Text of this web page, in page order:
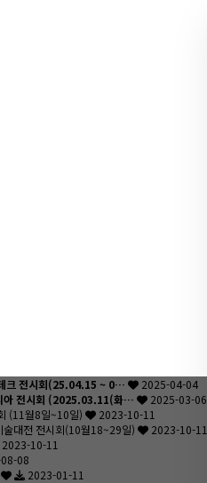
크 전시회(25.04.15 ~ 0…
2025-04-04
아 전시회 (2025.03.11(화…
2025-03-06
(11월8일~10일)
2023-10-11
대전 전시회(10월18~29일)
2023-10-11
2023-10-11
08
2023-01-11